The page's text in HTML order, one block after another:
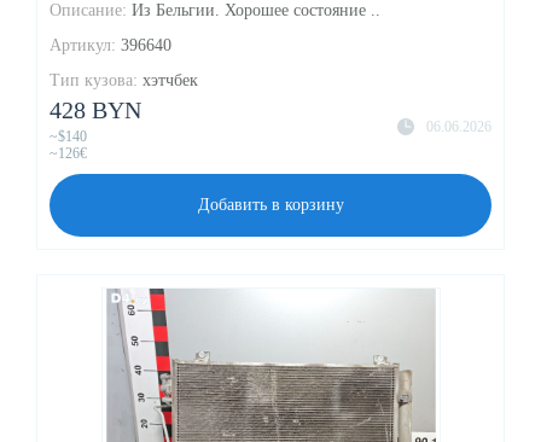
Описание: Из Бельгии. Хорошее состояние ..
Артикул: 396640
Тип кузова: хэтчбек
06.06.2026
428 BYN
~$140
~126€
Добавить в корзину